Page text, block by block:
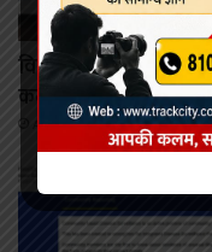
विकसित छत्तीसगढ़ की
कल्याण पर राज्य
August 6, 2026